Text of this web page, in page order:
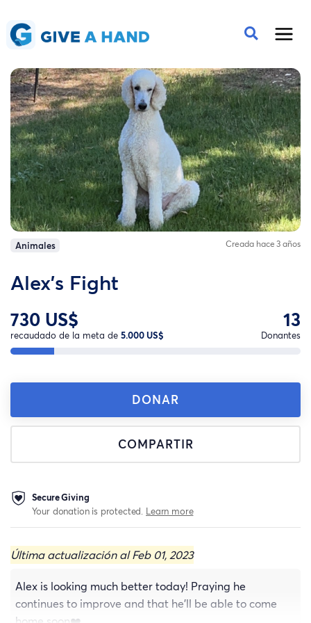
Animales Creada hace 3 años
Alex’s Fight
730 US$
recaudado de la meta de 5.000 US$
13
Donantes
DONAR
COMPARTIR
Secure Giving
Your donation is protected. Learn more
Última actualización al Feb 01, 2023
Alex is looking much better today! Praying he
continues to improve and that he’ll be able to come